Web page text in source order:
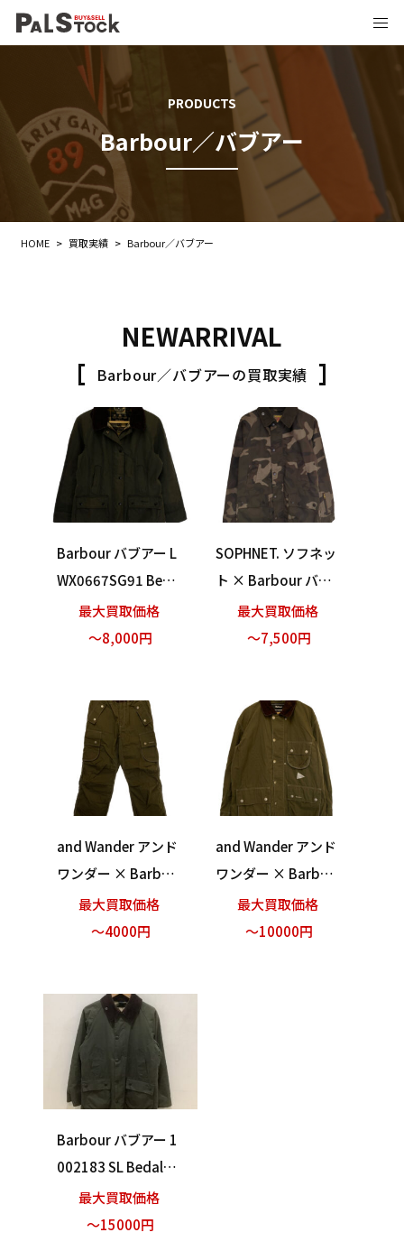
PRODUCTS
Barbour／バブアー
HOME > 買取実績 > Barbour／バブアー
NEWARRIVAL
Barbour／バブアーの買取実績
Barbour バブアー L
WX0667SG91 Bead
nell Wax Jacket オ
イルドジャケット カ
最大買取価格
～8,000円
SOPHNET. ソフネッ
ト × Barbour バブ
アー SOPH-150157
BEDALE 迷彩 ジャケ
最大買取価格
～7,500円
and Wander アンド
ワンダー × Barbou
r バブアー 574-128
2048 Barbour COR
ズ2 買い取りまし
た！
最大買取価格
～4000円
and Wander アンド
ワンダー × Barbou
r バブアー 574-128
1047 Barbour COR
最大買取価格
～10000円
Barbour バブアー 1
002183 SL Bedale
ビデイル オイルド
ジャケット ライナー
最大買取価格
～15000円